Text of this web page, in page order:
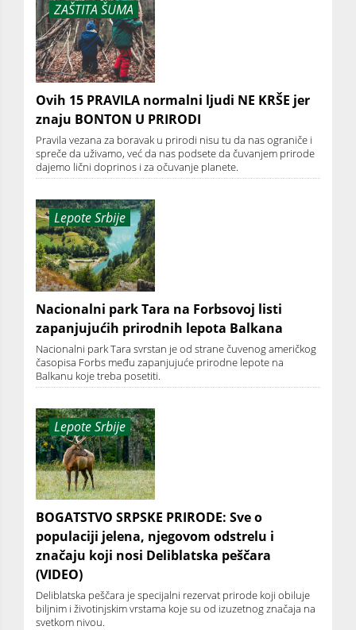
ZAŠTITA ŠUMA
Ovih 15 PRAVILA normalni ljudi NE KRŠE jer
znaju BONTON U PRIRODI
Pravila vezana za boravak u prirodi nisu tu da nas ograniče i
spreče da uživamo, već da nas podsete da čuvanjem prirode
dajemo lični doprinos i za očuvanje planete.
Lepote Srbije
Nacionalni park Tara na Forbsovoj listi
zapanjujućih prirodnih lepota Balkana
Nacionalni park Tara svrstan je od strane čuvenog američkog
časopisa Forbs među zapanjujuće prirodne lepote na
Balkanu koje treba posetiti.
Lepote Srbije
BOGATSTVO SRPSKE PRIRODE: Sve o
populaciji jelena, njegovom odstrelu i
značaju koji nosi Deliblatska peščara
(VIDEO)
Deliblatska peščara je specijalni rezervat prirode koji obiluje
biljnim i životinjskim vrstama koje su od izuzetnog značaja na
svetkom nivou.